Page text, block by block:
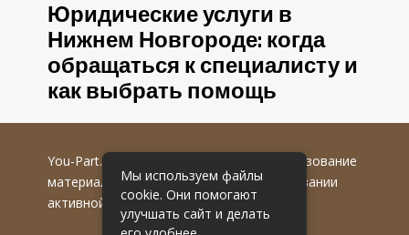
Юридические услуги в
Нижнем Новгороде: когда
обращаться к специалисту и
как выбрать помощь
You-Part.ru
© 2016-2022 гг. Любое использование
материалов допускается только при указании
активной гиперссылки на первоисточник.
Мы используем файлы
cookie. Они помогают
улучшать сайт и делать